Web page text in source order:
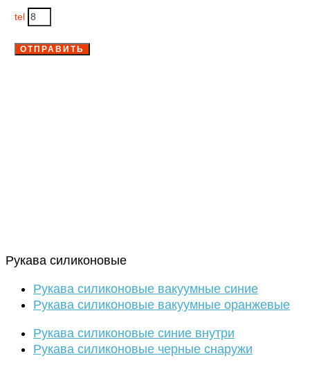
tel
ОТПРАВИТЬ
Рукава силиконовые
Рукава силиконовые вакуумные синие
Рукава силиконовые вакуумные оранжевые
Рукава силиконовые синие внутри
Рукава силиконовые черные снаружи